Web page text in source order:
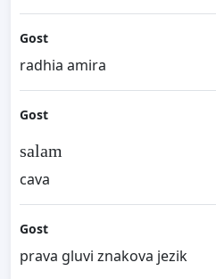
Gost
radhia amira
Gost
salam
cava
Gost
prava gluvi znakova jezik